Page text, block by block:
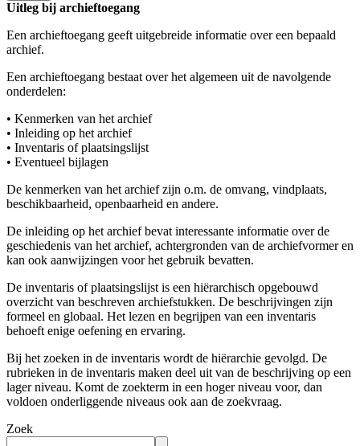
Uitleg bij archieftoegang
Een archieftoegang geeft uitgebreide informatie over een bepaald
archief.
Een archieftoegang bestaat over het algemeen uit de navolgende
onderdelen:
• Kenmerken van het archief
• Inleiding op het archief
• Inventaris of plaatsingslijst
• Eventueel bijlagen
De kenmerken van het archief zijn o.m. de omvang, vindplaats,
beschikbaarheid, openbaarheid en andere.
De inleiding op het archief bevat interessante informatie over de
geschiedenis van het archief, achtergronden van de archiefvormer en
kan ook aanwijzingen voor het gebruik bevatten.
De inventaris of plaatsingslijst is een hiërarchisch opgebouwd
overzicht van beschreven archiefstukken. De beschrijvingen zijn
formeel en globaal. Het lezen en begrijpen van een inventaris
behoeft enige oefening en ervaring.
Bij het zoeken in de inventaris wordt de hiërarchie gevolgd. De
rubrieken in de inventaris maken deel uit van de beschrijving op een
lager niveau. Komt de zoekterm in een hoger niveau voor, dan
voldoen onderliggende niveaus ook aan de zoekvraag.
Zoek